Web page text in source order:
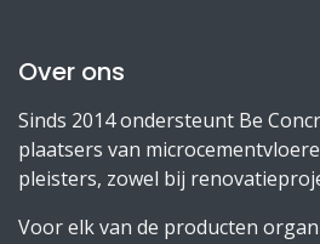
Over ons
Sinds 2014 ondersteunt Be
plaatsers van
pleisters, zowel bij
Voor elk van de producten